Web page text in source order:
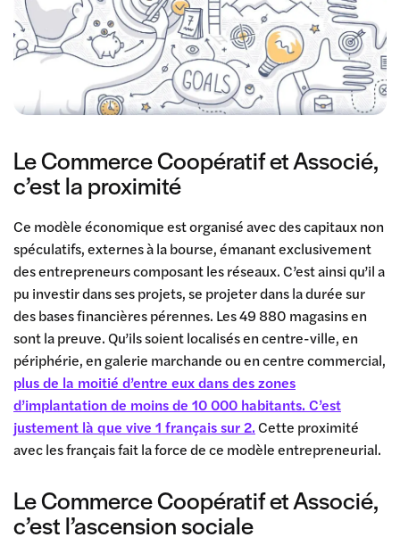
Le Commerce Coopératif et Associé,
c’est la proximité
Ce modèle économique est organisé avec des capitaux non
spéculatifs, externes à la bourse, émanant exclusivement
des entrepreneurs composant les réseaux. C’est ainsi qu’il a
pu investir dans ses projets, se projeter dans la durée sur
des bases financières pérennes. Les 49 880 magasins en
sont la preuve. Qu’ils soient localisés en centre-ville, en
périphérie, en galerie marchande ou en centre commercial,
plus de la moitié d’entre eux dans des zones
d’implantation de moins de 10 000 habitants. C’est
justement là que vive 1 français sur 2.Cette proximité
avec les français fait la force de ce modèle entrepreneurial.
Le Commerce Coopératif et Associé,
c’est l’ascension sociale